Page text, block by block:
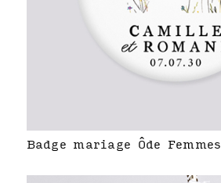
Badge mariage Ôde Femmes